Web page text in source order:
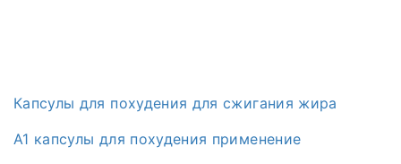
Капсулы для похудения для сжигания жира
А1 капсулы для похудения применение